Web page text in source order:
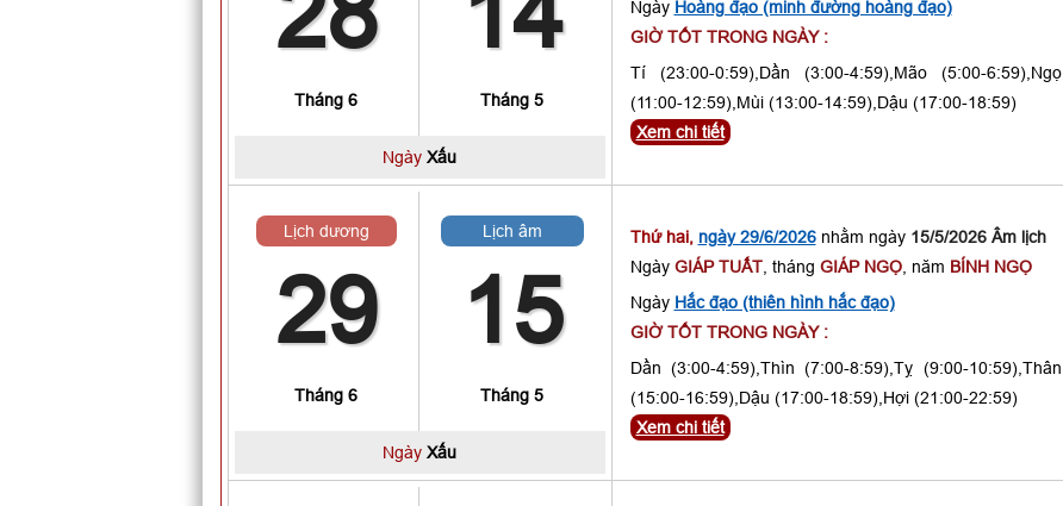
Tháng 6 Tháng 5
Ngày Xấu
Ngày Hoàng đạo (minh đường hoàng đạo)
GIỜ TỐT TRONG NGÀY :
Tí (23:00-0:59),Dần (3:00-4:59),Mão (5:00-6:59),Ngọ
(11:00-12:59),Mùi (13:00-14:59),Dậu (17:00-18:59)
Xem chi tiết
Lịch dương
29
Tháng 6
Lịch âm
15
Tháng 5
Ngày Xấu
Thứ hai, ngày 29/6/2026nhằm ngày 15/5/2026 Âm lịch
Ngày GIÁP TUẤT, tháng GIÁP NGỌ, năm BÍNH NGỌ
Ngày Hắc đạo (thiên hình hắc đạo)
GIỜ TỐT TRONG NGÀY :
Dần (3:00-4:59),Thìn (7:00-8:59),Tỵ (9:00-10:59),Thân
(15:00-16:59),Dậu (17:00-18:59),Hợi (21:00-22:59)
Xem chi tiết